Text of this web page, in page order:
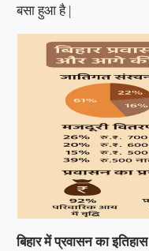
बसा हुआ है |
बिहारमेंप्रवासनकाइतिहास